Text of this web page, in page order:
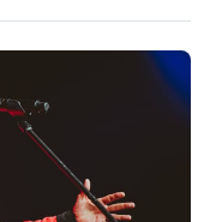
com maçã do